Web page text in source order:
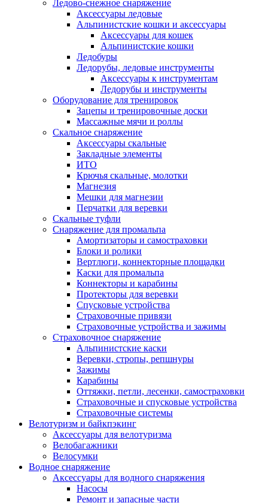
Ледово-снежное снаряжение
Аксессуары ледовые
Альпинистские кошки и аксессуары
Аксессуары для кошек
Альпинистские кошки
Ледобуры
Ледорубы, ледовые инструменты
Аксессуары к инструментам
Ледорубы и инструменты
Оборудование для тренировок
Зацепы и тренировочные доски
Массажные мячи и роллы
Скальное снаряжение
Аксессуары скальные
Закладные элементы
ИТО
Крючья скальные, молотки
Магнезия
Мешки для магнезии
Перчатки для веревки
Скальные туфли
Снаряжение для промальпа
Амортизаторы и самостраховки
Блоки и ролики
Вертлюги, коннекторные площадки
Каски для промальпа
Коннекторы и карабины
Протекторы для веревки
Спусковые устройства
Страховочные привязи
Страховочные устройства и зажимы
Страховочное снаряжение
Альпинистские каски
Веревки, стропы, репшнуры
Зажимы
Карабины
Оттяжки, петли, лесенки, самостраховки
Страховочные и спусковые устройства
Страховочные системы
Велотуризм и байкпэкинг
Аксессуары для велотуризма
Велобагажники
Велосумки
Водное снаряжение
Аксессуары для водного снаряжения
Насосы
Ремонт и запасные части